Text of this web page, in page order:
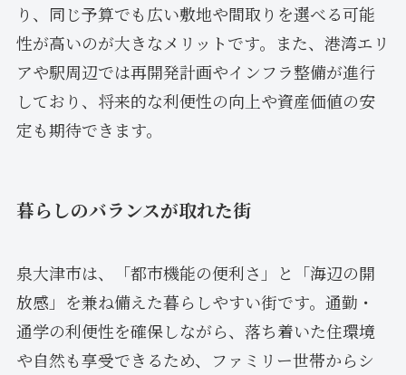
り、同じ予算でも広い敷地や間取りを選べる可能
性が高いのが大きなメリットです。また、港湾エリ
アや駅周辺では再開発計画やインフラ整備が進行
しており、将来的な利便性の向上や資産価値の安
定も期待できます。
暮らしのバランスが取れた街
泉大津市は、「都市機能の便利さ」と「海辺の開
放感」を兼ね備えた暮らしやすい街です。通勤・
通学の利便性を確保しながら、落ち着いた住環境
や自然も享受できるため、ファミリー世帯からシ